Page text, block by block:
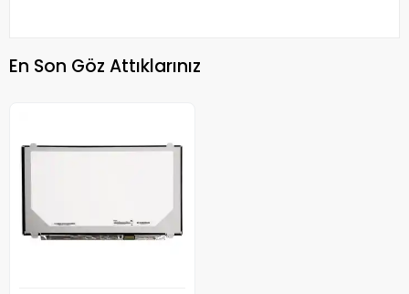
En Son Göz Attıklarınız